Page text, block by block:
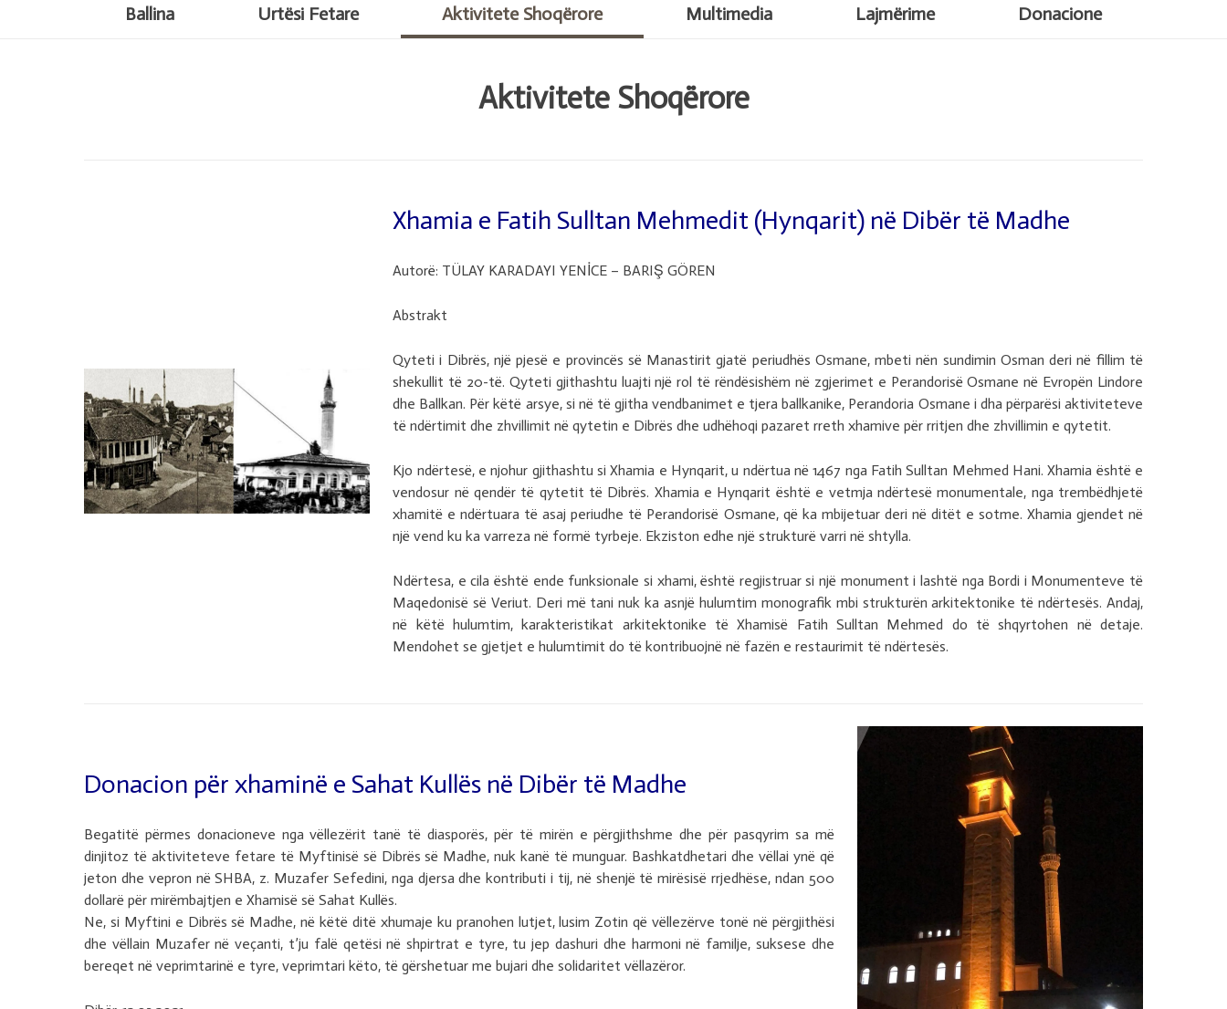
Ballina Urtësi Fetare Aktivitete Shoqërore Multimedia Lajmërime Donacione
Aktivitete Shoqërore
Xhamia e Fatih Sulltan Mehmedit (Hynqarit) në Dibër të Madhe
Autorë: TÜLAY KARADAYI YENİCE – BARIŞ GÖREN
Abstrakt
Qyteti i Dibrës, një pjesë e provincës së Manastirit gjatë periudhës Osmane, mbeti nën sundimin Osman deri në fillim të
shekullit të 20-të. Qyteti gjithashtu luajti një rol të rëndësishëm në zgjerimet e Perandorisë Osmane në Evropën Lindore
dhe Ballkan. Për këtë arsye, si në të gjitha vendbanimet e tjera ballkanike, Perandoria Osmane i dha përparësi aktiviteteve
të ndërtimit dhe zhvillimit në qytetin e Dibrës dhe udhëhoqi pazaret rreth xhamive për rritjen dhe zhvillimin e qytetit.
Kjo ndërtesë, e njohur gjithashtu si Xhamia e Hynqarit, u ndërtua në 1467 nga Fatih Sulltan Mehmed Hani. Xhamia është e
vendosur në qendër të qytetit të Dibrës. Xhamia e Hynqarit është e vetmja ndërtesë monumentale, nga trembëdhjetë
xhamitë e ndërtuara të asaj periudhe të Perandorisë Osmane, që ka mbijetuar deri në ditët e sotme. Xhamia gjendet në
një vend ku ka varreza në formë tyrbeje. Ekziston edhe një strukturë varri në shtylla.
Ndërtesa, e cila është ende funksionale si xhami, është regjistruar si një monument i lashtë nga Bordi i Monumenteve të
Maqedonisë së Veriut. Deri më tani nuk ka asnjë hulumtim monografik mbi strukturën arkitektonike të ndërtesës. Andaj,
në këtë hulumtim, karakteristikat arkitektonike të Xhamisë Fatih Sulltan Mehmed do të shqyrtohen në detaje.
Mendohet se gjetjet e hulumtimit do të kontribuojnë në fazën e restaurimit të ndërtesës.
Donacion për xhaminë e Sahat Kullës në Dibër të Madhe
Begatitë përmes donacioneve nga vëllezërit tanë të diasporës, për të mirën e përgjithshme dhe për pasqyrim sa më
dinjitoz të aktiviteteve fetare të Myftinisë së Dibrës së Madhe, nuk kanë të munguar. Bashkatdhetari dhe vëllai ynë që
jeton dhe vepron në SHBA, z. Muzafer Sefedini, nga djersa dhe kontributi i tij, në shenjë të mirësisë rrjedhëse, ndan 500
dollarë për mirëmbajtjen e Xhamisë së Sahat Kullës.
Ne, si Myftini e Dibrës së Madhe, në këtë ditë xhumaje ku pranohen lutjet, lusim Zotin që vëllezërve tonë në përgjithësi
dhe vëllain Muzafer në veçanti, t’ju falë qetësi në shpirtrat e tyre, tu jep dashuri dhe harmoni në familje, suksese dhe
bereqet në veprimtarinë e tyre, veprimtari këto, të gërshetuar me bujari dhe solidaritet vëllazëror.